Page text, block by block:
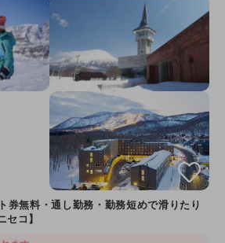
券無料・通し勤務・勤務短めで滑りたり
セコ】